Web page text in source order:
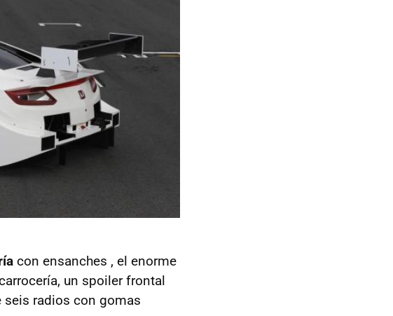
con ensanches , el enorme
un spoiler frontal
seis radios con gomas